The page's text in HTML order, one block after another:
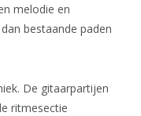
melodie en
bestaande paden
De gitaarpartijen
ritmesectie